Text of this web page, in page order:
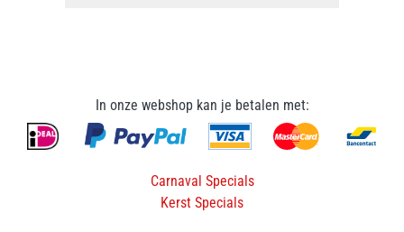
In onze webshop kan je betalen met:
Carnaval Specials
Kerst Specials